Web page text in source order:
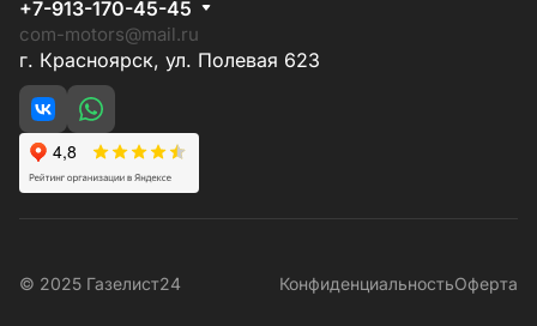
Отзывы
Гарантия на товар
+7-913-170-45-45
com-motors@mail.ru
г. Красноярск, ул. Полевая 623
© 2025 Газелист24 КонфиденциальностьОферта